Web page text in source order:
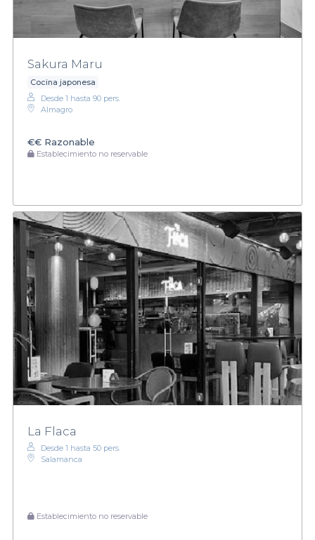
Sakura Maru
Cocina japonesa
Desde 1 hasta 90 pers.
Almagro
€€ Razonable
Establecimiento no reservable
La Flaca
Desde 1 hasta 50 pers.
Salamanca
Establecimiento no reservable